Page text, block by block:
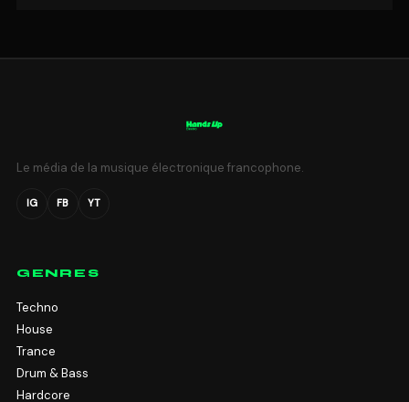
Le média de la musique électronique francophone.
IG FB YT
GENRES
Techno
House
Trance
Drum & Bass
Hardcore